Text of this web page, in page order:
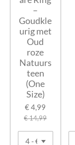
–
Goudkle
urig met
Oud
roze
Natuurs
teen
(One
Size)
€ 4,99
€ 14,99